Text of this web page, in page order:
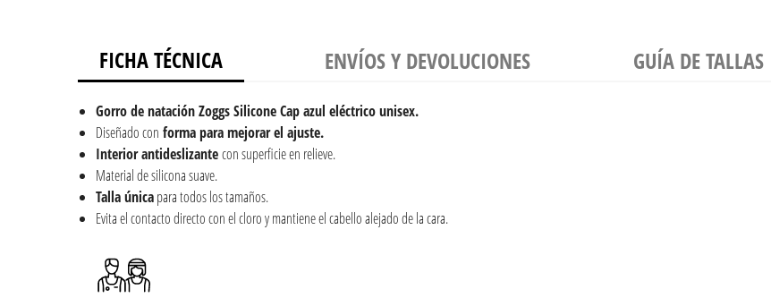
FICHA TÉCNICA ENVÍOS Y DEVOLUCIONES GUÍA DE TALLAS
Gorro de natación Zoggs Silicone Cap azul eléctrico unisex.
Diseñado con forma para mejorar el ajuste.
Interior antideslizantecon superficie en relieve.
Material de silicona suave.
Talla únicapara todos los tamaños.
Evita el contacto directo con el cloro y mantiene el cabello alejado de la cara.